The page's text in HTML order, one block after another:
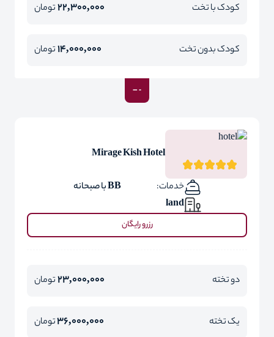
کودک با تخت 22,300,000تومان
کودک بدون تخت 14,000,000تومان
Mirage Kish Hotel
خدمات:
BB با صبحانه
land
رزرو رایگان
دو تخته 23,000,000تومان
یک تخته 36,000,000تومان